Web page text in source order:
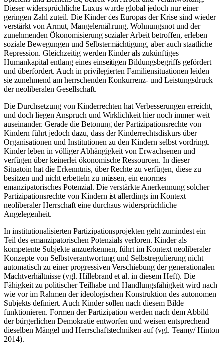
Dieser widersprüchliche Luxus wurde global jedoch nur einer
geringen Zahl zuteil. Die Kinder des Europas der Krise sind wieder
verstärkt von Armut, Mangelernährung, Wohnungsnot und der
zunehmenden Ökonomisierung sozialer Arbeit betroffen, erleben
soziale Bewegungen und Selbstermächtigung, aber auch staatliche
Repression. Gleichzeitig werden Kinder als zukünftiges
Humankapital entlang eines einseitigen Bildungsbegriffs gefördert
und überfordert. Auch in privilegierten Familiensituationen leiden
sie zunehmend am herrschenden Konkurrenz- und Leistungsdruck
der neoliberalen Gesellschaft.
Die Durchsetzung von Kinderrechten hat Verbesserungen erreicht,
und doch liegen Anspruch und Wirklichkeit hier noch immer weit
auseinander. Gerade die Betonung der Partizipationsrechte von
Kindern führt jedoch dazu, dass der Kinderrechtsdiskurs über
Organisationen und Institutionen zu den Kindern selbst vordringt.
Kinder leben in völliger Abhängigkeit von Erwachsenen und
verfügen über keinerlei ökonomische Ressourcen. In dieser
Situatoin hat die Erkenntnis, über Rechte zu verfügen, diese zu
besitzen und nicht erbetteln zu müssen, ein enormes
emanzipatorisches Potenzial. Die verstärkte Anerkennung solcher
Partizipationsrechte von Kindern ist allerdings im Kontext
neoliberaler Herrschaft eine durchaus widersprüchliche
Angelegenheit.
In institutionalisierten Partizipationsprojekten geht zumindest ein
Teil des emanzipatorischen Potenzials verloren. Kinder als
kompetente Subjekte anzuerkennen, führt im Kontext neoliberaler
Konzepte von Selbstverantwortung und Selbstregulierung nicht
automatisch zu einer progressiven Verschiebung der generationalen
Machtverhältnisse (vgl. Hillebrand et al. in diesem Heft). Die
Fähigkeit zu politischer Teilhabe und Handlungsfähigkeit wird nach
wie vor im Rahmen der ideologischen Konstruktion des autonomen
Subjekts definiert. Auch Kinder sollen nach diesem Bilde
funktionieren. Formen der Partizipation werden nach dem Abbild
der bürgerlichen Demokratie entworfen und weisen entsprechend
dieselben Mängel und Herrschaftstechniken auf (vgl. Teamy/ Hinton
2014).